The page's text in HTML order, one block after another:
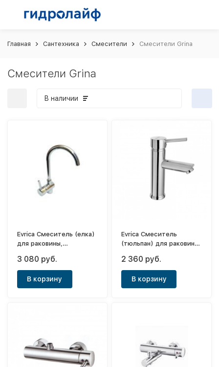
Главная Сантехника Смесители Смесители Grina
Смесители Grina
В наличии
Evrica Смеситель (елка)
для раковины,
боковой ручкой и
высоким носом Grina
3 080 руб.
В корзину
Evrica Смеситель
(тюльпан) для раковины,
2 360 руб.
В корзину